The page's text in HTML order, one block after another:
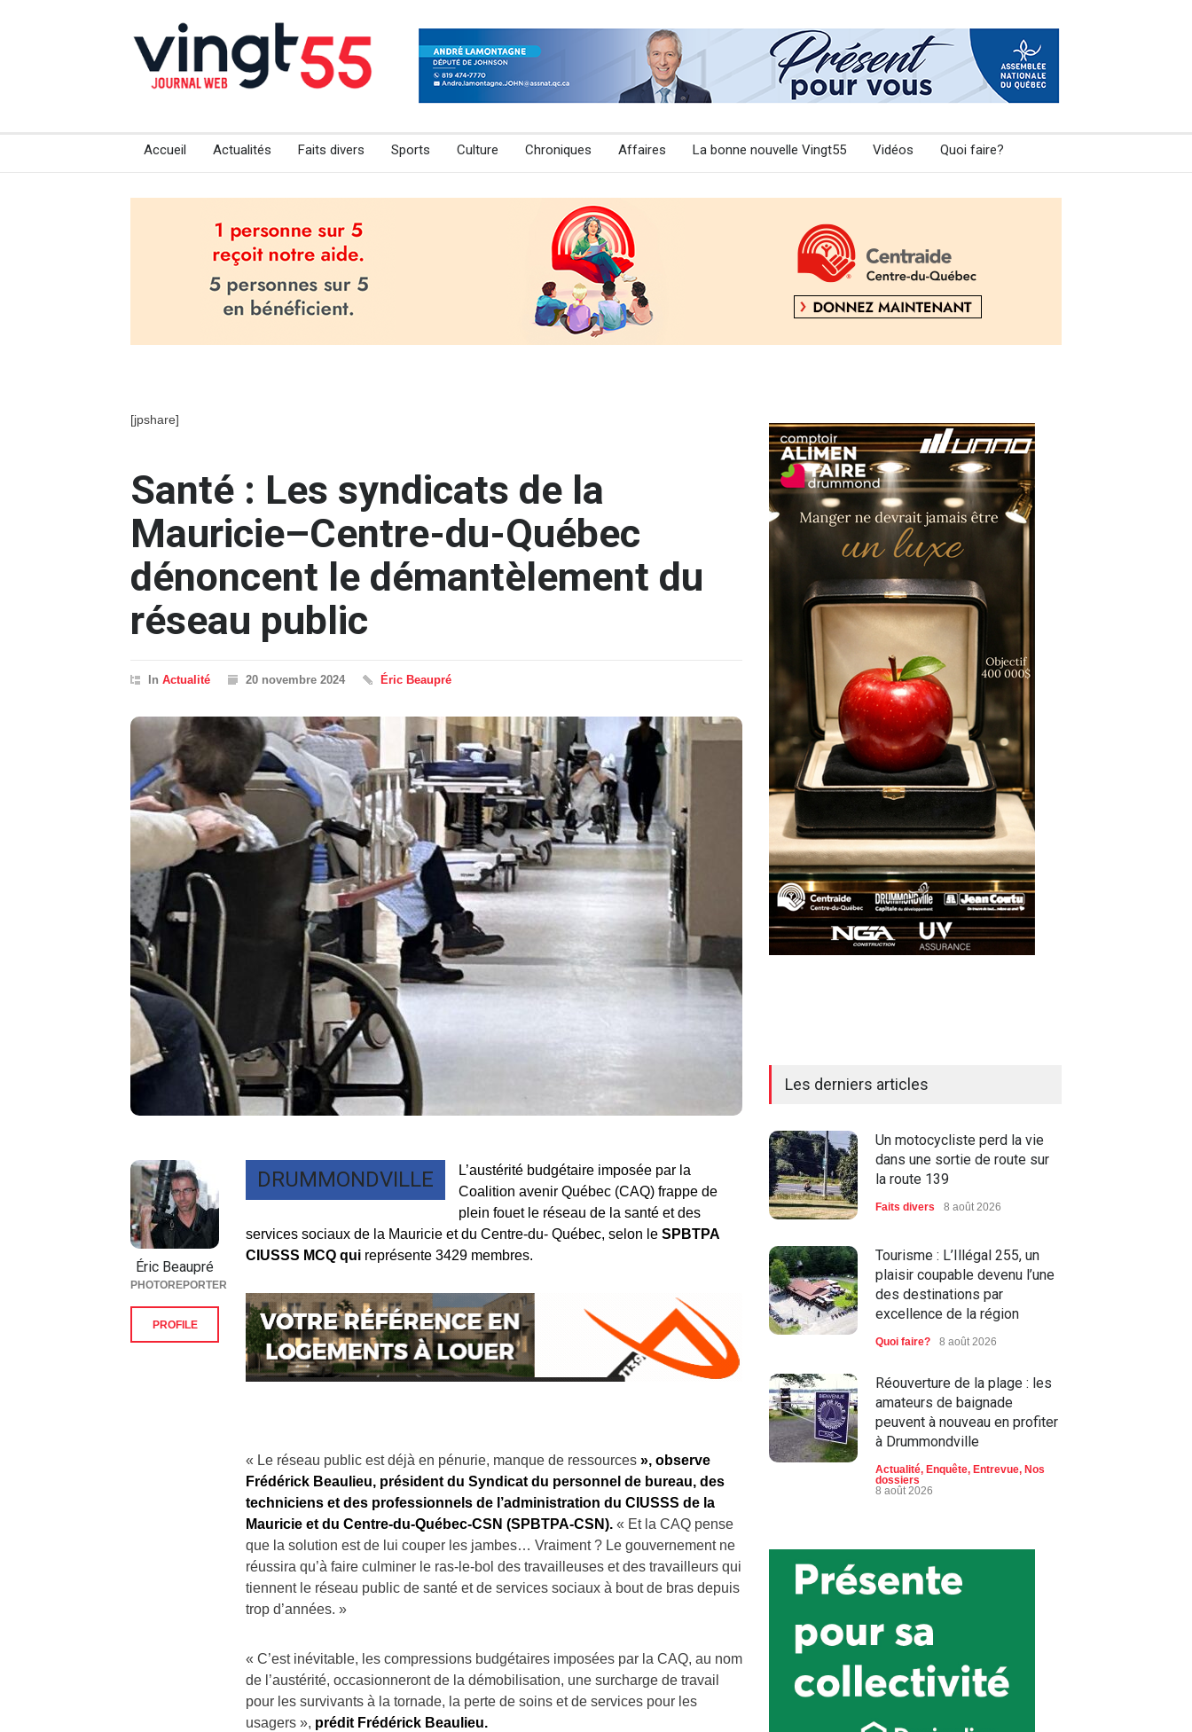
Accueil Actualités Faits divers Sports Culture Chroniques Affaires La bonne nouvelle Vingt55 Vidéos Quoi faire?
[jpshare]
Santé : Les syndicats de la
Mauricie–Centre-du-Québec
dénoncent le démantèlement du
réseau public
In Actualité 20 novembre 2024 Éric Beaupré
DRUMMONDVILLE
L’austérité budgétaire imposée par la
Coalition avenir Québec (CAQ) frappe de
plein fouet le réseau de la santé et des
services sociaux de la Mauricie et du Centre-du- Québec, selon le SPBTPA
CIUSSS MCQ qui représente 3429 membres.
« Le réseau public est déjà en pénurie, manque de ressources », observe
Frédérick Beaulieu, président du Syndicat du personnel de bureau, des
techniciens et des professionnels de l’administration du CIUSSS de la
Mauricie et du Centre-du-Québec-CSN (SPBTPA-CSN). « Et la CAQ pense
que la solution est de lui couper les jambes… Vraiment ? Le gouvernement ne
réussira qu’à faire culminer le ras-le-bol des travailleuses et des travailleurs qui
tiennent le réseau public de santé et de services sociaux à bout de bras depuis
trop d’années. »
« C’est inévitable, les compressions budgétaires imposées par la CAQ, au nom
de l’austérité, occasionneront de la démobilisation, une surcharge de travail
pour les survivants à la tornade, la perte de soins et de services pour les
usagers », prédit Frédérick Beaulieu.
Éric Beaupré
PHOTOREPORTER
PROFILE
Les derniers articles
Un motocycliste perd la vie
dans une sortie de route sur
la route 139
Faits divers 8 août 2026
Tourisme : L’Illégal 255, un
plaisir coupable devenu l’une
des destinations par
excellence de la région
Quoi faire? 8 août 2026
Réouverture de la plage : les
amateurs de baignade
peuvent à nouveau en profiter
à Drummondville
Actualité, Enquête, Entrevue, Nos
dossiers
8 août 2026